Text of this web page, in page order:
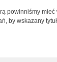
powinniśmy
by wskazany